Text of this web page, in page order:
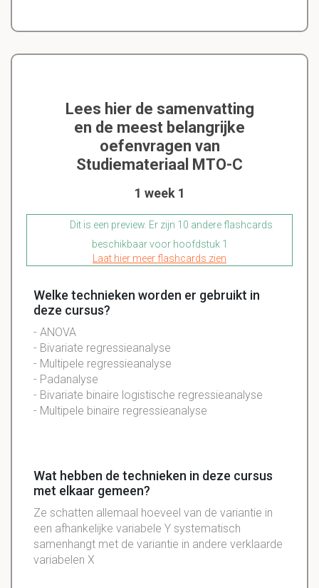
Lees hier de samenvatting
en de meest belangrijke
oefenvragen van
Studiemateriaal MTO-C
1 week 1
Dit is een preview. Er zijn 10 andere flashcards
beschikbaar voor hoofdstuk 1
Laat hier meer flashcards zien
Welke technieken worden er gebruikt in
deze cursus?
- ANOVA
- Bivariate regressieanalyse
- Multipele regressieanalyse
- Padanalyse
- Bivariate binaire logistische regressieanalyse
- Multipele binaire regressieanalyse
Wat hebben de technieken in deze cursus
met elkaar gemeen?
Ze schatten allemaal hoeveel van de variantie in
een afhankelijke variabele Y systematisch
samenhangt met de variantie in andere verklaarde
variabelen X